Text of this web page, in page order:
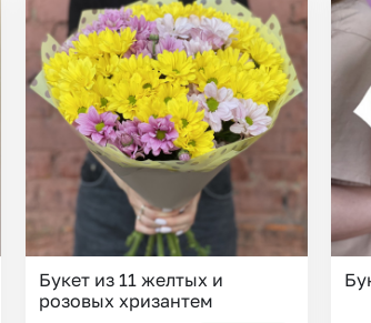
Букет из 11 желтых и
розовых хризантем